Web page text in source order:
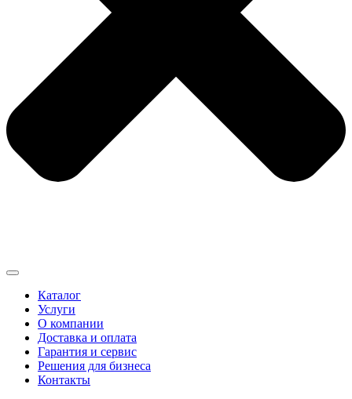
Каталог
Услуги
О компании
Доставка и оплата
Гарантия и сервис
Решения для бизнеса
Контакты